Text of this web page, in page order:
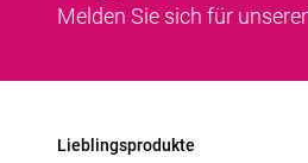
Melden Sie sich für
Lieblingsprodukte